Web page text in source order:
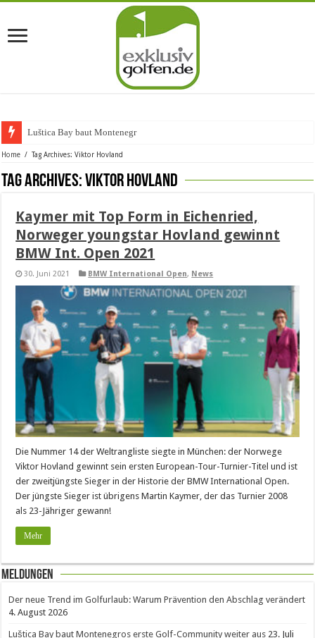
Luštica Bay baut Montenegros er
Home / Tag Archives: Viktor Hovland
Tag Archives:Viktor Hovland
Kaymer mit Top Form in Eichenried,
Norweger youngstar Hovland gewinnt
BMW Int. Open 2021
30. Juni 2021 BMW International Open, News
Die Nummer 14 der Weltrangliste siegte in München: der Norwege
Viktor Hovland gewinnt sein ersten European-Tour-Turnier-Titel und ist
der zweitjüngste Sieger in der Historie der BMW International Open.
Der jüngste Sieger ist übrigens Martin Kaymer, der das Turnier 2008
als 23-Jähriger gewann!
Mehr
Meldungen
Der neue Trend im Golfurlaub: Warum Prävention den Abschlag verändert
4. August 2026
Luštica Bay baut Montenegros erste Golf-Community weiter aus 23. Juli